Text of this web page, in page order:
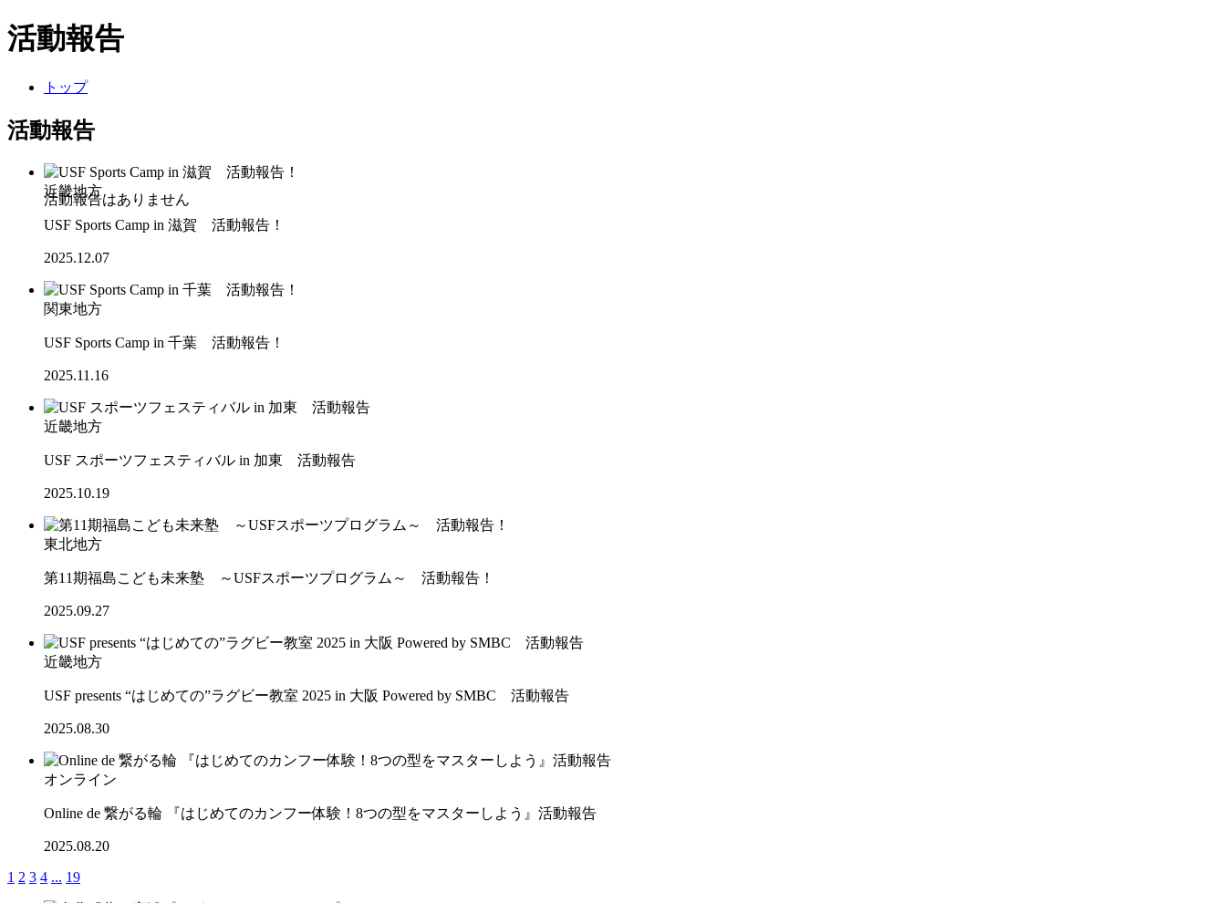
活動報告
トップ
活動報告
近畿地方
USF Sports Camp in 滋賀 活動報告！
2025.12.07
関東地方
USF Sports Camp in 千葉 活動報告！
2025.11.16
近畿地方
USF スポーツフェスティバル in 加東 活動報告
2025.10.19
東北地方
第11期福島こども未来塾 ～USFスポーツプログラム～ 活動報告！
2025.09.27
近畿地方
USF presents “はじめての”ラグビー教室 2025 in 大阪 Powered by SMBC 活動報告
2025.08.30
オンライン
Online de 繋がる輪 『はじめてのカンフー体験！8つの型をマスターしよう』活動報告
2025.08.20
1 2 3 4 ... 19